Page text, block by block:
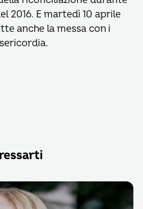
2016. E martedì 10 aprile
anche la messa con i